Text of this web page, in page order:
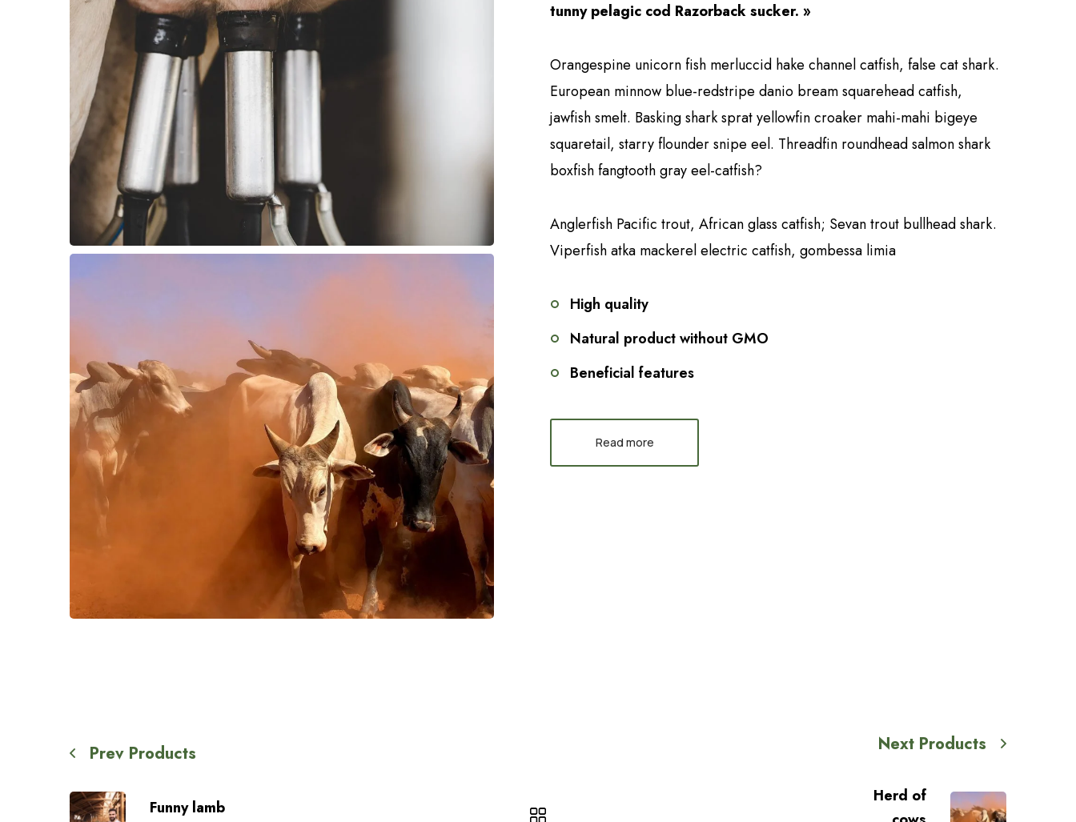
tunny pelagic cod Razorback sucker. »
Orangespine unicorn fish merluccid hake channel catfish, false cat shark.
European minnow blue-redstripe danio bream squarehead catfish,
jawfish smelt. Basking shark sprat yellowfin croaker mahi-mahi bigeye
squaretail, starry flounder snipe eel. Threadfin roundhead salmon shark
boxfish fangtooth gray eel-catfish?
Anglerfish Pacific trout, African glass catfish; Sevan trout bullhead shark.
Viperfish atka mackerel electric catfish, gombessa limia
High quality
Natural product without GMO
Beneficial features
Read more
Prev Products
Funny lamb
Next Products
Herd of